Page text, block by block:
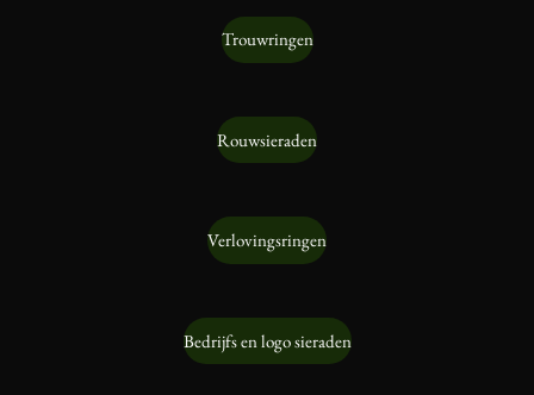
Trouwringen
Rouwsieraden
Verlovingsringen
Bedrijfs en logo sieraden